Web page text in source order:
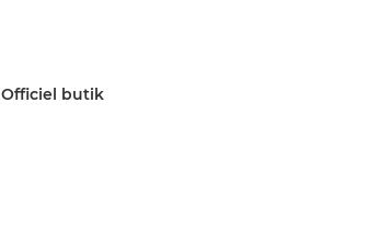
Officiel butik